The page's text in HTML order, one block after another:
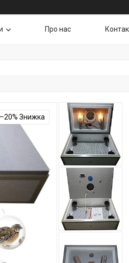
Про нас
–20%